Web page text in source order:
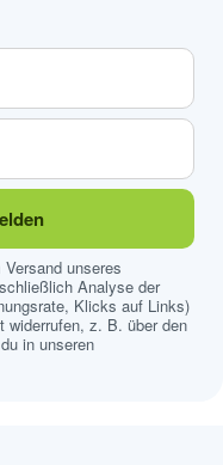
unseres
Analyse der
Klicks auf Links)
widerrufen, z. B. über den
in unseren